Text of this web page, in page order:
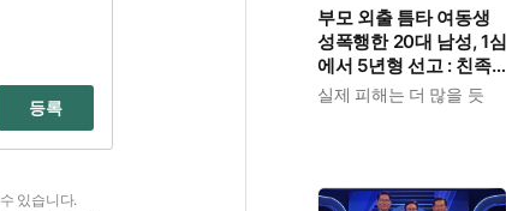
등록
있습니다.
부모 외출 틈타 여동생
성폭행한 20대 남성, 1심
에서 5년형 선고 : 친족
간 '암수범죄'의 심각성
실제 피해는 더 많을 듯